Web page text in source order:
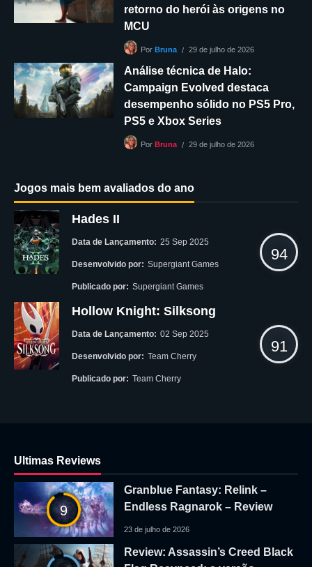
retorno do herói às origens no
MCU
Por Bruna 29 de julho de 2026
Análise técnica de Halo:
Campaign Evolved destaca
desempenho sólido no PS5 Pro,
PS5 e Xbox Series
Por Bruna 29 de julho de 2026
Jogos mais bem avaliados do ano
Hades II
Data de Lançamento: 25 Sep 2025
Desenvolvido por: Supergiant Games
Publicado por: Supergiant Games
94
Hollow Knight: Silksong
Data de Lançamento: 02 Sep 2025
Desenvolvido por: Team Cherry
Publicado por: Team Cherry
91
Ultimas Reviews
9
Granblue Fantasy: Relink –
Endless Ragnarok – Review
23 de julho de 2026
Review: Assassin’s Creed Black